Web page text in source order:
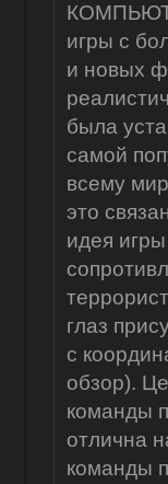
игры с
и новых
была
самой
всему
это
идея
глаз
с
обзор).
команды
отлична
команды